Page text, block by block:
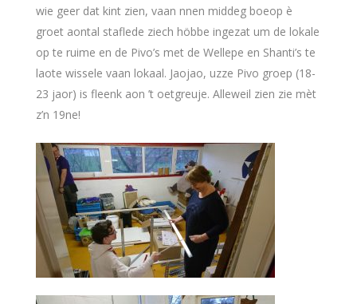
wie geer dat kint zien, vaan nnen middeg boeop è
groet aontal staflede ziech höbbe ingezat um de lokale
op te ruime en de Pivo’s met de Wellepe en Shanti’s te
laote wissele vaan lokaal. Jaojao, uzze Pivo groep (18-
23 jaor) is fleenk aon ’t oetgreuje. Alleweil zien zie mèt
z’n 19ne!